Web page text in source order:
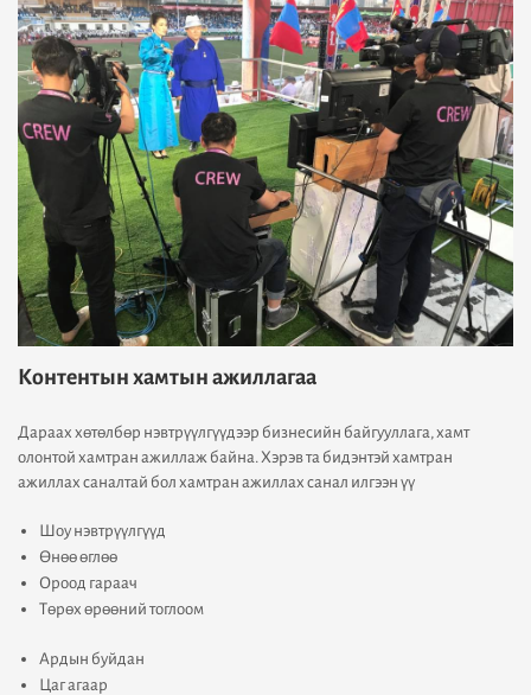
Контентын хамтын ажиллагаа
Дараах хөтөлбөр нэвтрүүлгүүдээр бизнесийн байгууллага, хамт
олонтой хамтран ажиллаж байна. Хэрэв та бидэнтэй хамтран
ажиллах саналтай бол хамтран ажиллах санал илгээн үү
Шоу нэвтрүүлгүүд
Өнөө өглөө
Ороод гараач
Төрөх өрөөний тоглоом
Ардын буйдан
Цаг агаар